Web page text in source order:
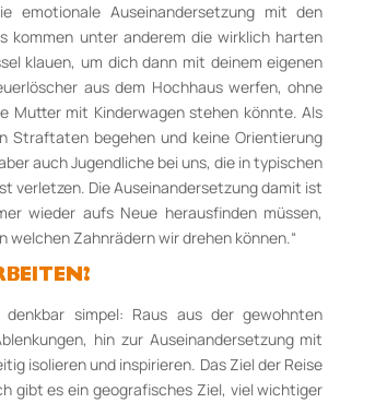
emotionale Auseinandersetzung mit den
kommen unter anderem die wirklich harten
klauen, um dich dann mit deinem eigenen
aus dem Hochhaus werfen, ohne
Mutter mit Kinderwagen stehen könnte. Als
Straftaten begehen und keine Orientierung
auch Jugendliche bei uns, die in typischen
verletzen. Die Auseinandersetzung damit ist
wieder aufs Neue herausfinden müssen,
Zahnrädern wir drehen können.“
simpel: Raus aus der gewohnten
hin zur Auseinandersetzung mit
isolieren und inspirieren. Das Ziel der Reise
gibt es ein geografisches Ziel, viel wichtiger